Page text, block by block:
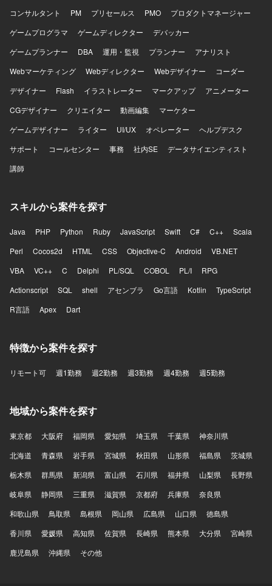
いる課題を整理し、プロダクトとして再利用可能な機能や
仕組みへ昇華していく経験を積むことができます。既存機
アーキテクチャ、チームの進め方そのものを見直していく
余地が大きいポジションです。フロントエンドとバックエ
ンドを横断して手を動かしながら、将来的にはテックリー
ドとして技術面だけでなくチームの開発推進にも関与で
業務の効率化など、音声と生成AIを組み合わせた難易度の
高いプロダクト開発に挑戦できます。 【開発環境】 フロン
り、バックエンドはTypeScript、Hono、Drizzle、Pythonを
利用しています。データベースにはPostgreSQLやQdrantを
使用し、インフラはAWSおよびTerraformを活用していま
用しています。AI関連ではOpenAI APIやAnthropic APIなど
を活用しています。
コンサルタント
PM プリセールス PMO
プロダクトマネージャー
ゲームプログラマ
ゲームディレクター
デバッカー
ゲームプランナー
DBA 運用・監視 プランナー
アナリスト
Webマーケティング
Webディレクター Webデザイナー
コーダー
デザイナー
Flash イラストレーター マークアップ
アニメーター
CGデザイナー
クリエイター 動画編集
マーケター
ゲームデザイナー
ライター UI/UX オペレーター
ヘルプデスク
サポート
コールセンター 事務 社内SE
データサイエンティスト
講師
スキルから案件を探す
Java PHP Python Ruby JavaScript Swift C# C++
Scala
Perl
Cocos2d HTML CSS Objective-C Android
VB.NET
VBA
VC++ C Delphi PL/SQL COBOL PL/I
RPG
Actionscript
SQL shell アセンブラ Go言語 Kotlin
TypeScript
R言語
Apex Dart
特徴から案件を探す
リモート可 週1勤務 週2勤務 週3勤務 週4勤務 週5勤務
地域から案件を探す
東京都 大阪府 福岡県 愛知県 埼玉県 千葉県
神奈川県
北海道
青森県 岩手県 宮城県 秋田県 山形県 福島県
茨城県
栃木県
群馬県 新潟県 富山県 石川県 福井県 山梨県
長野県
岐阜県
静岡県 三重県 滋賀県 京都府 兵庫県
奈良県
和歌山県
鳥取県 島根県 岡山県 広島県 山口県
徳島県
香川県
愛媛県 高知県 佐賀県 長崎県 熊本県 大分県
宮崎県
鹿児島県
沖縄県 その他